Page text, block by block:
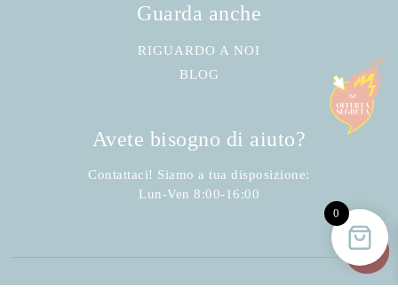
Guarda anche
RIGUARDO A NOI
BLOG
Avete bisogno di aiuto?
Contattaci! Siamo a tua disposizione:
Lun-Ven 8:00-16:00
0